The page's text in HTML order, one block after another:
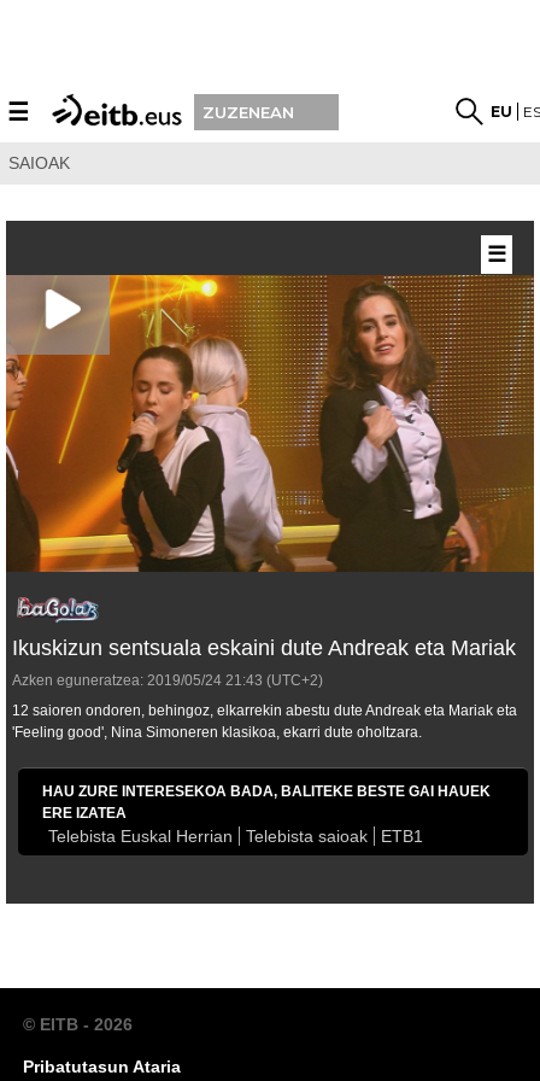
☰ ZUZENEAN EU
SAIOAK
Ikuskizun sentsuala eskaini dute Andreak eta Mariak
Azken eguneratzea: 2019/05/24 21:43 (UTC+2)
12 saioren ondoren, behingoz, elkarrekin abestu dute Andreak eta Mariak eta
'Feeling good', Nina Simoneren klasikoa, ekarri dute oholtzara.
HAU ZURE INTERESEKOA BADA, BALITEKE BESTE GAI HAUEK
ERE IZATEA
Telebista Euskal Herrian Telebista saioak ETB1
☰
© EITB - 2026
Pribatutasun Ataria